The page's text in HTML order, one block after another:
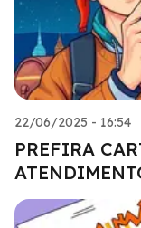
22/06/2025 - 16:54
PREFIRA